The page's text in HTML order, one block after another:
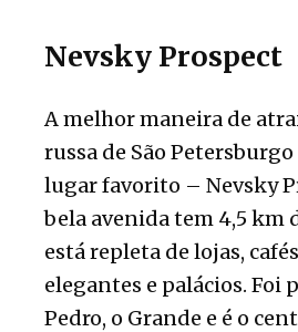
Nevsky Prospect
A melhor maneira de
russa de São
lugar favorito – Nevsky
bela avenida tem 4,5 km
está repleta de lojas,
elegantes e palácios. Foi
Pedro, o Grande e é o